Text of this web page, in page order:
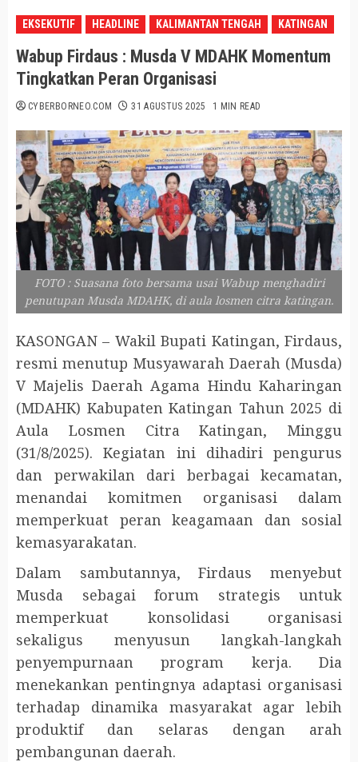
EKSEKUTIF HEADLINE KALIMANTAN TENGAH KATINGAN
Wabup Firdaus : Musda V MDAHK Momentum
Tingkatkan Peran Organisasi
CYBERBORNEO.COM 31 AGUSTUS 2025 1 MIN READ
FOTO : Suasana foto bersama usai Wabup menghadiri
penutupan Musda MDAHK, di aula losmen citra katingan.
KASONGAN – Wakil Bupati Katingan, Firdaus,
resmi menutup Musyawarah Daerah (Musda)
V Majelis Daerah Agama Hindu Kaharingan
(MDAHK) Kabupaten Katingan Tahun 2025 di
Aula Losmen Citra Katingan, Minggu
(31/8/2025). Kegiatan ini dihadiri pengurus
dan perwakilan dari berbagai kecamatan,
menandai komitmen organisasi dalam
memperkuat peran keagamaan dan sosial
kemasyarakatan.
Dalam sambutannya, Firdaus menyebut
Musda sebagai forum strategis untuk
memperkuat konsolidasi organisasi
sekaligus menyusun langkah-langkah
penyempurnaan program kerja. Dia
menekankan pentingnya adaptasi organisasi
terhadap dinamika masyarakat agar lebih
produktif dan selaras dengan arah
pembangunan daerah.